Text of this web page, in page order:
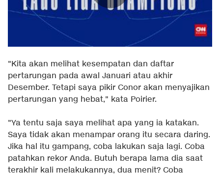
"Kita akan melihat kesempatan dan daftar
pertarungan pada awal Januari atau akhir
Desember. Tetapi saya pikir Conor akan menyajikan
pertarungan yang hebat," kata Poirier.
"Ya tentu saja saya melihat apa yang ia katakan.
Saya tidak akan menampar orang itu secara daring.
Jika hal itu gampang, coba lakukan saja lagi. Coba
patahkan rekor Anda. Butuh berapa lama dia saat
terakhir kali melakukannya, dua menit? Coba